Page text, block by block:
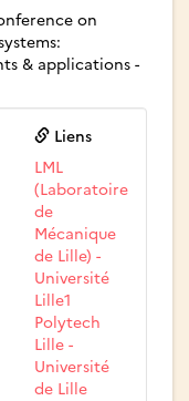
on
& applications -
Liens
LML
(Laboratoire
de
Mécanique
de Lille) -
Université
Lille1
Polytech
Lille -
Université
de Lille